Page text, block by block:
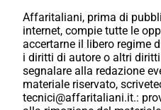
Affaritaliani, prima di
internet, compie tutte le
accertarne il libero regime
i diritti di autore o altri
segnalare alla redazione
materiale riservato,
tecnici@affaritaliani.it.: